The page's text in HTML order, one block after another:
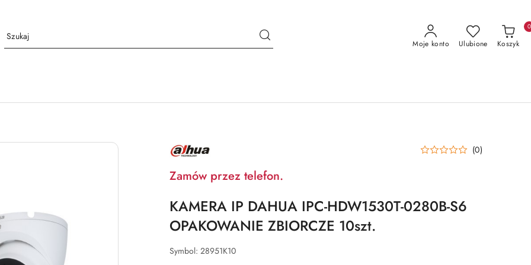
Moje konto Ulubione Koszyk
0
NAZWA
PRODUCENTA: (0)
Zamów przez telefon.
KAMERA IP DAHUA IPC-HDW1530T-0280B-S6
OPAKOWANIE ZBIORCZE 10szt.
Symbol: 28951K10